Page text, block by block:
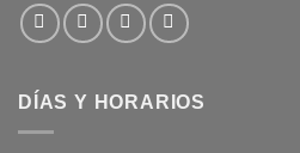
DÍAS Y HORARIOS